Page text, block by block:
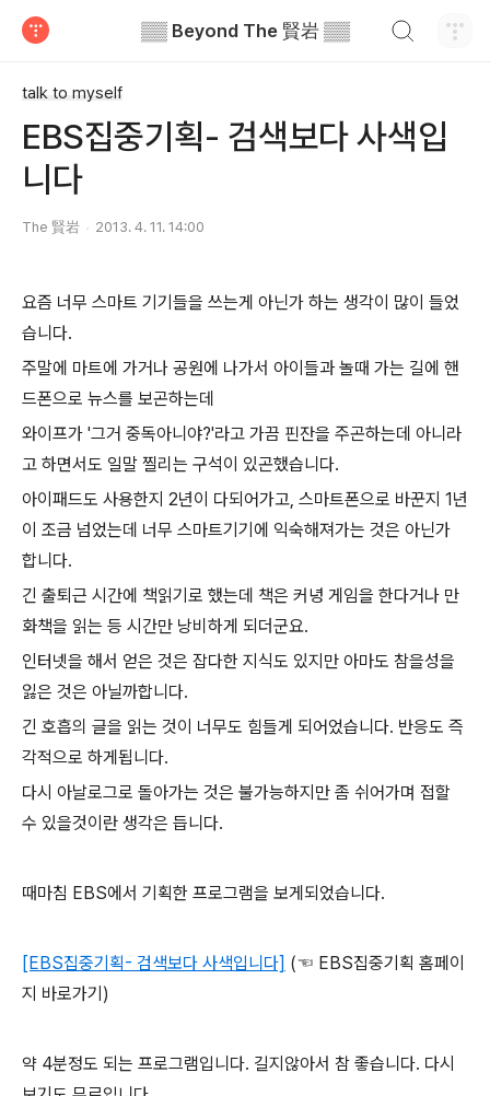
▒▒ Beyond The 賢岩 ▒▒
talk to myself
EBS집중기획- 검색보다 사색입
니다
The 賢岩 2013. 4. 11. 14:00
요즘 너무 스마트 기기들을 쓰는게 아닌가 하는 생각이 많이 들었
습니다.
주말에 마트에 가거나 공원에 나가서 아이들과 놀때 가는 길에 핸
드폰으로 뉴스를 보곤하는데
와이프가 '그거 중독아니야?'라고 가끔 핀잔을 주곤하는데 아니라
고 하면서도 일말 찔리는 구석이 있곤했습니다.
아이패드도 사용한지 2년이 다되어가고, 스마트폰으로 바꾼지 1년
이 조금 넘었는데 너무 스마트기기에 익숙해져가는 것은 아닌가
합니다.
긴 출퇴근 시간에 책읽기로 했는데 책은 커녕 게임을 한다거나 만
화책을 읽는 등 시간만 낭비하게 되더군요.
인터넷을 해서 얻은 것은 잡다한 지식도 있지만 아마도 참을성을
잃은 것은 아닐까합니다.
긴 호흡의 글을 읽는 것이 너무도 힘들게 되어었습니다. 반응도 즉
각적으로 하게됩니다.
다시 아날로그로 돌아가는 것은 불가능하지만 좀 쉬어가며 접할
수 있을것이란 생각은 듭니다.
때마침 EBS에서 기획한 프로그램을 보게되었습니다.
[EBS집중기획- 검색보다 사색입니다] (☜ EBS집중기획 홈페이
지 바로가기)
약 4분정도 되는 프로그램입니다. 길지않아서 참 좋습니다. 다시